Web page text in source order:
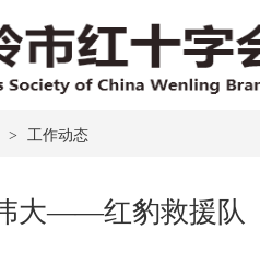
> 工作动态
大——红豹救援队